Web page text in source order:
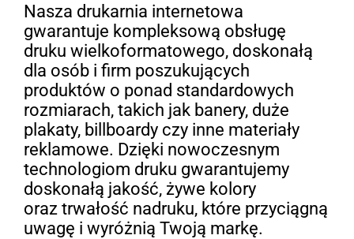
Nasza drukarnia internetowa
gwarantuje kompleksową obsługę
druku wielkoformatowego, doskonałą
dla osób i firm poszukujących
produktów o ponad standardowych
rozmiarach, takich jak banery, duże
plakaty, billboardy czy inne materiały
reklamowe. Dzięki nowoczesnym
technologiom druku gwarantujemy
doskonałą jakość, żywe kolory
oraz trwałość nadruku, które przyciągną
uwagę i wyróżnią Twoją markę.